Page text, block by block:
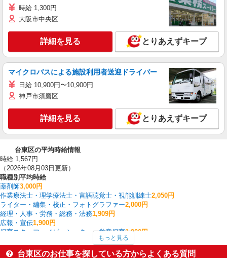
時給 1,300円
大阪市中央区
詳細を見る とりあえずキープ
マイクロバスによる施設利用者送迎ドライバー
日給 10,900円〜10,900円
神戸市須磨区
詳細を見る とりあえずキープ
台東区の平均時給情報
時給 1,567円
（2026年08月03日更新）
職種別平均時給
薬剤師3,000円
作業療法士・理学療法士・言語聴覚士・視能訓練士2,050円
ライター・編集・校正・フォトグラファー2,000円
経理・人事・労務・総務・法務1,909円
広報・宣伝1,900円
保育スタッフ・ベビーシッター・学童保育1,900円
1,800円
金融・貿易事務1,767円
もっと見る
台東区のお仕事を探している方からよくある質問